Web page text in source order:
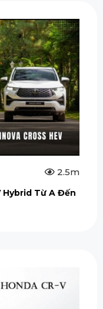
2.5m
Hybrid Từ A Đến